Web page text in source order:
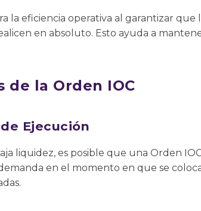
la eficiencia operativa al garantizar que
en absoluto. Esto ayuda a
de la Orden IOC
Ejecución
liquidez, es posible que una Orden
en el momento en que se